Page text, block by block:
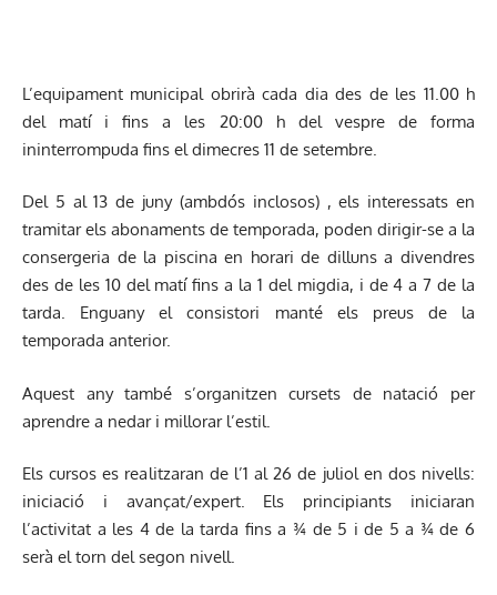
L’equipament municipal obrirà cada dia des de les 11.00 h
del matí i fins a les 20:00 h del vespre de forma
ininterrompuda fins el dimecres 11 de setembre.
Del 5 al 13 de juny (ambdós inclosos) , els interessats en
tramitar els abonaments de temporada, poden dirigir-se a la
consergeria de la piscina en horari de dilluns a divendres
des de les 10 del matí fins a la 1 del migdia, i de 4 a 7 de la
tarda. Enguany el consistori manté els preus de la
temporada anterior.
Aquest any també s’organitzen cursets de natació per
aprendre a nedar i millorar l’estil.
Els cursos es realitzaran de l’1 al 26 de juliol en dos nivells:
iniciació i avançat/expert. Els principiants iniciaran
l’activitat a les 4 de la tarda fins a ¾ de 5 i de 5 a ¾ de 6
serà el torn del segon nivell.